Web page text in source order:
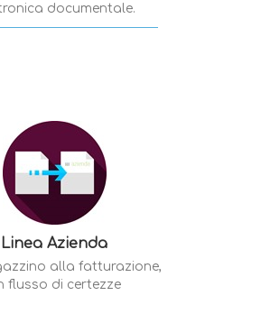
documentale.
Linea Azienda
alla fatturazione,
flusso di certezze